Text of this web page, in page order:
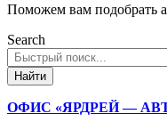
Поможем вам подобрать
Search
Найти
ОФИС «ЯРДРЕЙ —